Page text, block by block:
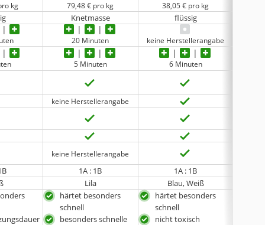
kg 79,48 € pro kg 38,05 € pro kg
Knetmasse
flüssig
20 Minuten keine Herstellerangabe
5 Minuten 6 Minuten
keine Herstellerangabe
keine Herstellerangabe
1A : 1B
1A : 1B
Lila Blau, Weiß
härtet besonders
schnell
besonders schnelle
härtet besonders
schnell
nicht toxisch